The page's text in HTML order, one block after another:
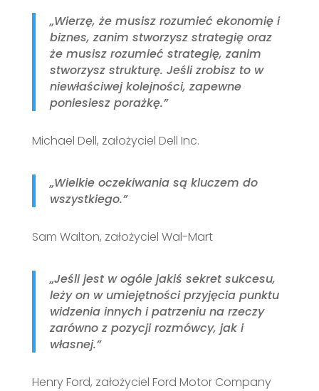
„Wierzę, że musisz rozumieć ekonomię i
biznes, zanim stworzysz strategię oraz
że musisz rozumieć strategię, zanim
stworzysz strukturę. Jeśli zrobisz to w
niewłaściwej kolejności, zapewne
poniesiesz porażkę.”
Michael Dell, założyciel Dell Inc.
„Wielkie oczekiwania są kluczem do
wszystkiego.”
Sam Walton, założyciel Wal-Mart
„Jeśli jest w ogóle jakiś sekret sukcesu,
leży on w umiejętności przyjęcia punktu
widzenia innych i patrzeniu na rzeczy
zarówno z pozycji rozmówcy, jak i
własnej.”
Henry Ford, założyciel Ford Motor Company